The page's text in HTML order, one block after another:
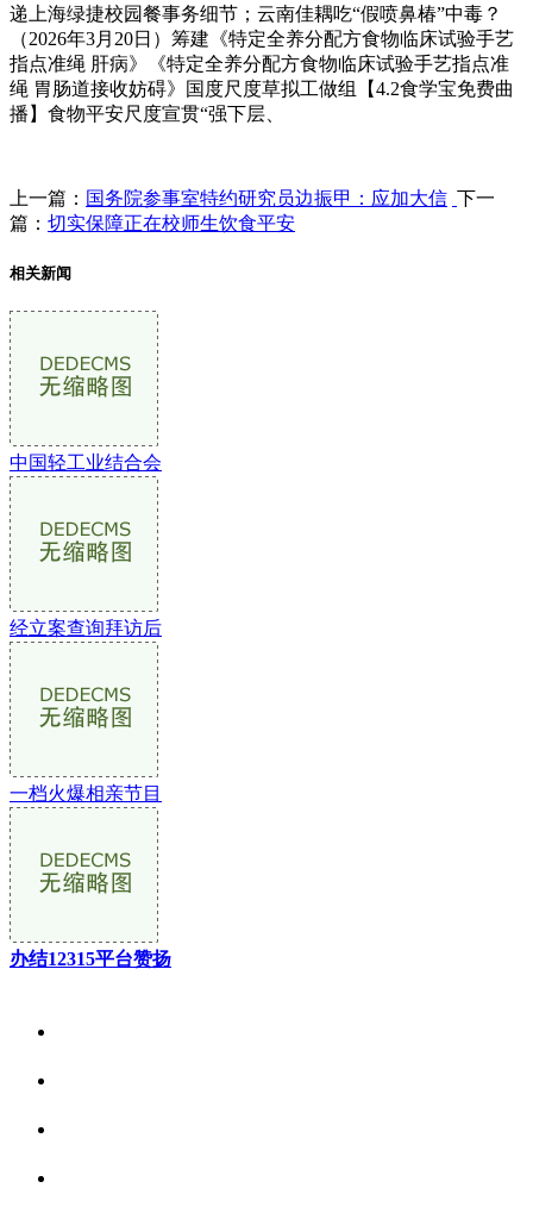
递上海绿捷校园餐事务细节；云南佳耦吃“假喷鼻椿”中毒？
（2026年3月20日）筹建《特定全养分配方食物临床试验手艺
指点准绳 肝病》《特定全养分配方食物临床试验手艺指点准
绳 胃肠道接收妨碍》国度尺度草拟工做组【4.2食学宝免费曲
播】食物平安尺度宣贯“强下层、
上一篇： 国务院参事室特约研究员边振甲：应加大信 下一
篇： 切实保障正在校师生饮食平安
相关新闻
中国轻工业结合会
经立案查询拜访后
一档火爆相亲节目
办结12315平台赞扬